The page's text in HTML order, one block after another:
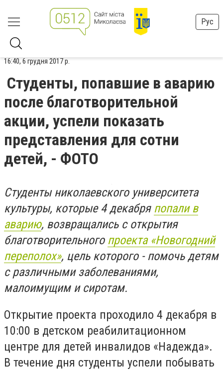
Рус
16:40, 6 грудня 2017 р.
Студенты, попавшие в аварию
после благотворительной
акции, успели показать
представления для сотни
детей, - ФОТО
Студенты николаевского университета
культуры, которые 4 декабря попали в
аварию, возвращались с открытия
благотворительного проекта «Новогодний
переполох», цель которого - помочь детям
с различными заболеваниями,
малоимущим и сиротам.
Открытие проекта проходило 4 декабря в
10:00 в детском реабилитационном
центре для детей инвалидов «Надежда».
В течение дня студенты успели побывать